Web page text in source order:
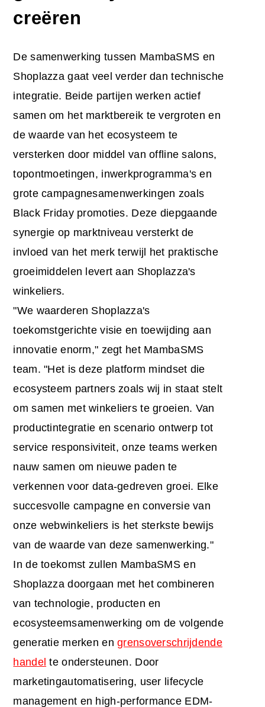
creëren
De samenwerking tussen MambaSMS en
Shoplazza gaat veel verder dan technische
integratie. Beide partijen werken actief
samen om het marktbereik te vergroten en
de waarde van het ecosysteem te
versterken door middel van offline salons,
topontmoetingen, inwerkprogramma's en
grote campagnesamenwerkingen zoals
Black Friday promoties. Deze diepgaande
synergie op marktniveau versterkt de
invloed van het merk terwijl het praktische
groeimiddelen levert aan Shoplazza's
winkeliers.
"We waarderen Shoplazza's
toekomstgerichte visie en toewijding aan
innovatie enorm," zegt het MambaSMS
team. "Het is deze platform mindset die
ecosysteem partners zoals wij in staat stelt
om samen met winkeliers te groeien. Van
productintegratie en scenario ontwerp tot
service responsiviteit, onze teams werken
nauw samen om nieuwe paden te
verkennen voor data-gedreven groei. Elke
succesvolle campagne en conversie van
onze webwinkeliers is het sterkste bewijs
van de waarde van deze samenwerking."
In de toekomst zullen MambaSMS en
Shoplazza doorgaan met het combineren
van technologie, producten en
ecosysteemsamenwerking om de volgende
generatie merken engrensoverschrijdende
handel te ondersteunen. Door
marketingautomatisering, user lifecycle
management en high-performance EDM-